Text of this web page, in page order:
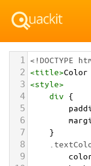
1 <!DOCTYPE
2 <title>Color
3 <style>
4 div {
5
6
7 }
8
9